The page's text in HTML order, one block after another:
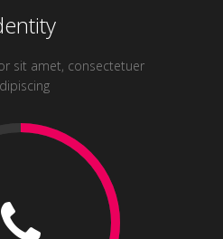
sit amet, consectetuer